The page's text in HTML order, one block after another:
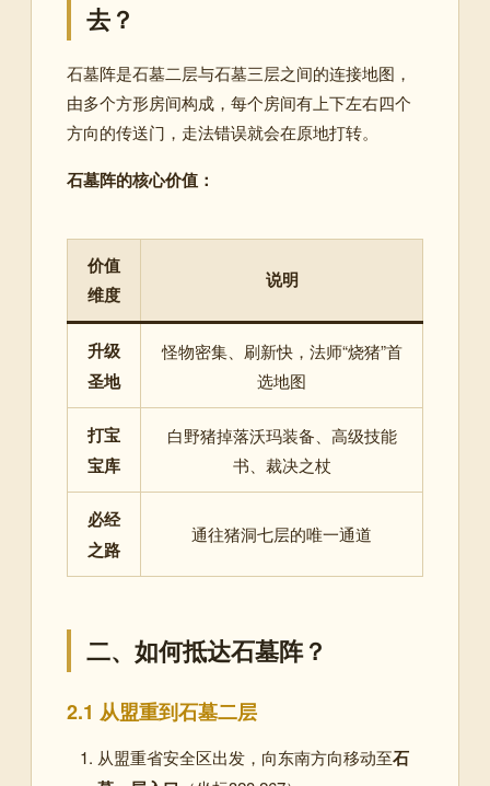
去？
石墓阵是石墓二层与石墓三层之间的连接地图，
由多个方形房间构成，每个房间有上下左右四个
方向的传送门，走法错误就会在原地打转。
石墓阵的核心价值：
价值
维度
说明
升级
圣地
怪物密集、刷新快，法师“烧猪”首
选地图
打宝
宝库
白野猪掉落沃玛装备、高级技能
书、裁决之杖
必经
之路
通往猪洞七层的唯一通道
二、如何抵达石墓阵？
2.1 从盟重到石墓二层
从盟重省安全区出发，向东南方向移动至石